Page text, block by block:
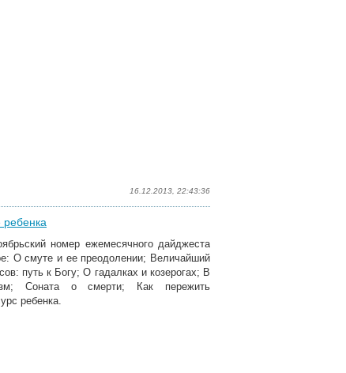
16.12.2013, 22:43:36
ребенка
номер ежемесячного дайджеста
О смуте и ее преодолении; Величайший
путь к Богу; О гадалках и козерогах; В
Соната о смерти; Как пережить
ребенка.